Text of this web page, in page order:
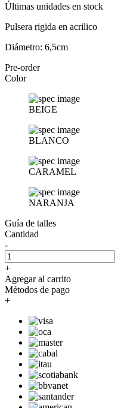
Últimas unidades en stock
Pulsera rigida en acrilico
Diámetro: 6,5cm
Pre-order
Color
BEIGE
BLANCO
CARAMEL
NARANJA
Guía de talles
Cantidad
-
+
Agregar al carrito
Métodos de pago
+